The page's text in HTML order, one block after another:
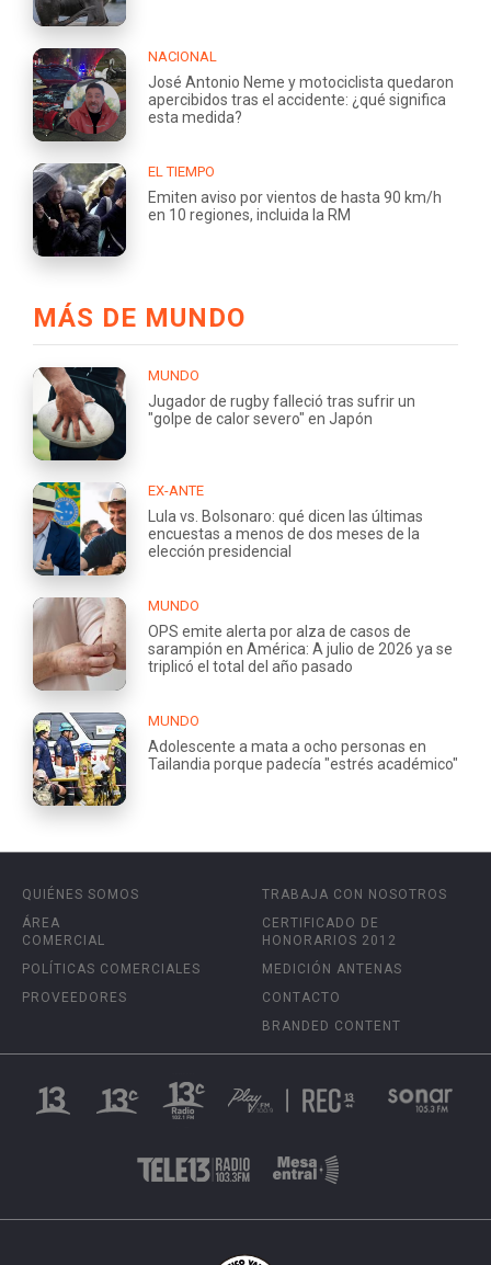
NACIONAL
José Antonio Neme y motociclista quedaron
apercibidos tras el accidente: ¿qué significa
esta medida?
EL TIEMPO
Emiten aviso por vientos de hasta 90 km/h
en 10 regiones, incluida la RM
MÁS DE MUNDO
MUNDO
Jugador de rugby falleció tras sufrir un
"golpe de calor severo" en Japón
EX-ANTE
Lula vs. Bolsonaro: qué dicen las últimas
encuestas a menos de dos meses de la
elección presidencial
MUNDO
OPS emite alerta por alza de casos de
sarampión en América: A julio de 2026 ya se
triplicó el total del año pasado
MUNDO
Adolescente a mata a ocho personas en
Tailandia porque padecía "estrés académico"
QUIÉNES SOMOS
ÁREA
COMERCIAL
POLÍTICAS COMERCIALES
PROVEEDORES
TRABAJA CON NOSOTROS
CERTIFICADO DE
HONORARIOS 2012
MEDICIÓN ANTENAS
CONTACTO
BRANDED CONTENT